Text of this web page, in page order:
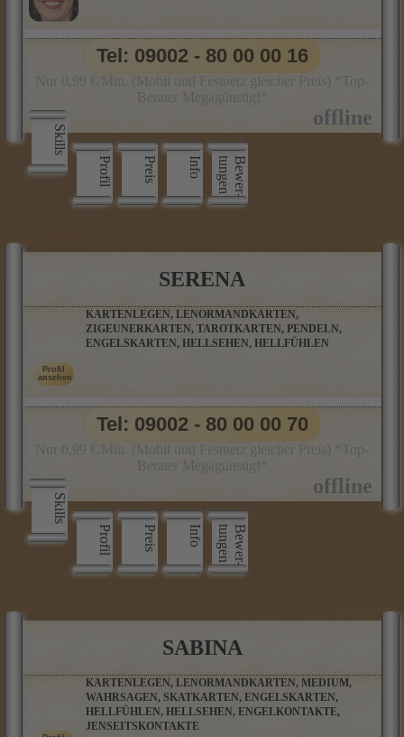
Skills
Profil
Preis Info B
e
w
e
r
­
t
u
n
g
e
n
Tel: 09002 - 80 00 00 16
SERENA
KARTENLEGEN, LENORMANDKARTEN,
ZIGEUNERKARTEN, TAROTKARTEN, PENDELN,
ENGELSKARTEN, HELLSEHEN, HELLFÜHLEN
Skills
Profil
Preis Info B
e
w
e
r
­
t
u
n
g
e
n
Tel: 09002 - 80 00 00 70
SABINA
KARTENLEGEN, LENORMANDKARTEN, MEDIUM,
WAHRSAGEN, SKATKARTEN, ENGELSKARTEN,
HELLFÜHLEN, HELLSEHEN, ENGELKONTAKTE,
JENSEITSKONTAKTE